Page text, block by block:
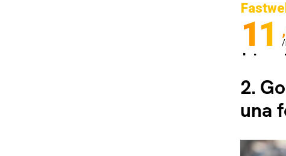
11 /
2.
una